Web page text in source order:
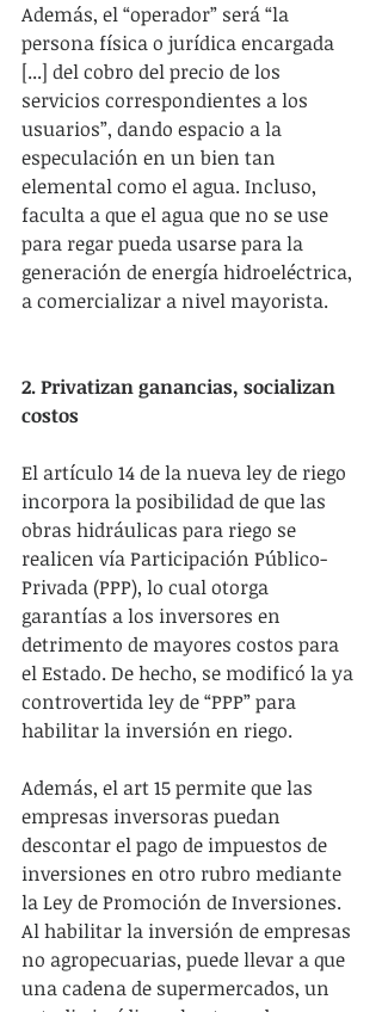
Además, el “operador” será “la
persona física o jurídica encargada
[...] del cobro del precio de los
servicios correspondientes a los
usuarios”, dando espacio a la
especulación en un bien tan
elemental como el agua. Incluso,
faculta a que el agua que no se use
para regar pueda usarse para la
generación de energía hidroeléctrica,
a comercializar a nivel mayorista.
2. Privatizan ganancias, socializan
costos
El artículo 14 de la nueva ley de riego
incorpora la posibilidad de que las
obras hidráulicas para riego se
realicen vía Participación Público-
Privada (PPP), lo cual otorga
garantías a los inversores en
detrimento de mayores costos para
el Estado. De hecho, se modificó la ya
controvertida ley de “PPP” para
habilitar la inversión en riego.
Además, el art 15 permite que las
empresas inversoras puedan
descontar el pago de impuestos de
inversiones en otro rubro mediante
la Ley de Promoción de Inversiones.
Al habilitar la inversión de empresas
no agropecuarias, puede llevar a que
una cadena de supermercados, un